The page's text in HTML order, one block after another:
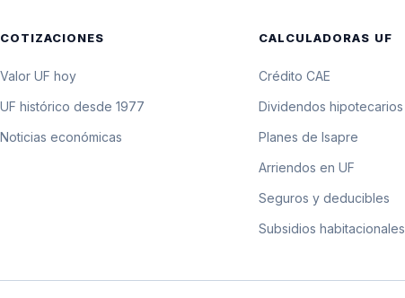
7 de septiembre de 2008
COTIZACIONES
Valor UF hoy
UF histórico desde 1977
Noticias económicas
CALCULADORAS UF
Crédito CAE
Dividendos hipotecarios
Planes de Isapre
Arriendos en UF
Seguros y deducibles
Subsidios habitacionales